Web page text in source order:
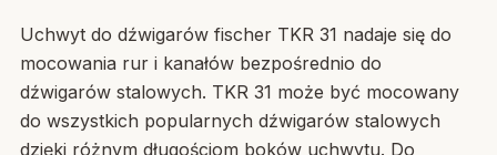
Uchwyt do dźwigarów fischer TKR 31 nadaje się do
mocowania rur i kanałów bezpośrednio do
dźwigarów stalowych. TKR 31 może być mocowany
do wszystkich popularnych dźwigarów stalowych
dzięki różnym długościom boków uchwytu. Do